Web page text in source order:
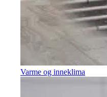
Varme og inneklima